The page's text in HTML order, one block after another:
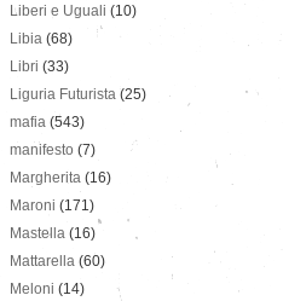
Liberi e Uguali (10)
Libia (68)
Libri (33)
Liguria Futurista (25)
mafia (543)
manifesto (7)
Margherita (16)
Maroni (171)
Mastella (16)
Mattarella (60)
Meloni (14)